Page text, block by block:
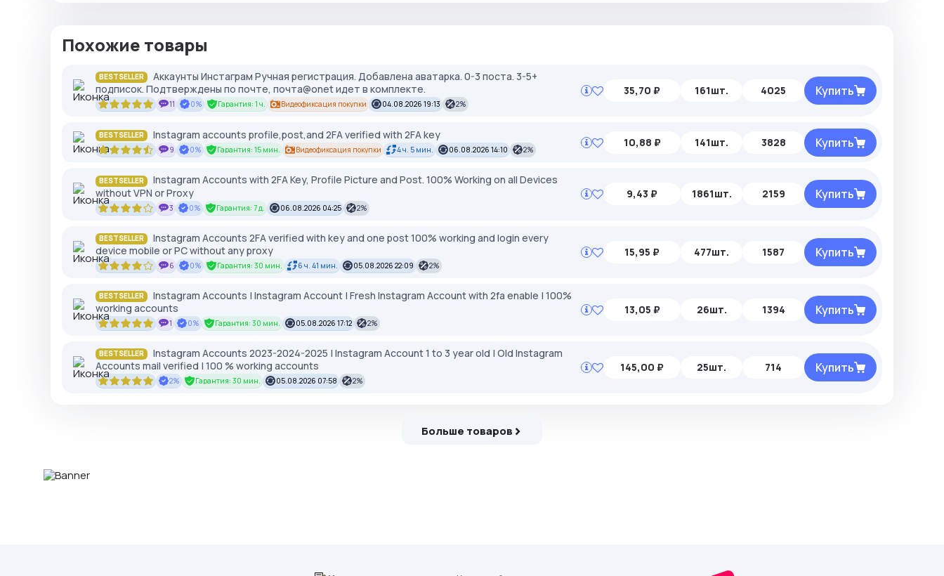
Похожие товары
BESTSELLER
Аккаунты Инстаграм Ручная регистрация. Добавлена аватарка. 0-3 поста. 3-5+
подписок. Подтверждены по почте, почта@onet идет в комплекте.
11 0% Гарантия: 1 ч. Видеофиксация покупки 04.08.2026 19:13 2%
35,70 ₽ 161шт. 4025 Купить
BESTSELLER Instagram accounts profile,post,and 2FA verified with 2FA key
9 0% Гарантия: 15 мин. Видеофиксация покупки 4 ч. 5 мин. 06.08.2026 14:10 2%
10,88 ₽ 141шт. 3828 Купить
BESTSELLER
Instagram Accounts with 2FA Key, Profile Picture and Post. 100% Working on all Devices
without VPN or Proxy
3 0% Гарантия: 7 д. 06.08.2026 04:25 2%
9,43 ₽ 1861шт. 2159 Купить
BESTSELLER
Instagram Accounts 2FA verified with key and one post 100% working and login every
device mobile or PC without any proxy
6 0% Гарантия: 30 мин. 6 ч. 41 мин. 05.08.2026 22:09 2%
15,95 ₽ 477шт. 1587 Купить
BESTSELLER
Instagram Accounts | Instagram Account | Fresh Instagram Account with 2fa enable | 100%
working accounts
1 0% Гарантия: 30 мин. 05.08.2026 17:12 2%
13,05 ₽ 26шт. 1394 Купить
BESTSELLER
Instagram Accounts 2023-2024-2025 | Instagram Account 1 to 3 year old | Old Instagram
Accounts mail verified | 100 % working accounts
2% Гарантия: 30 мин. 05.08.2026 07:58 2%
145,00 ₽ 25шт. 714 Купить
Больше товаров